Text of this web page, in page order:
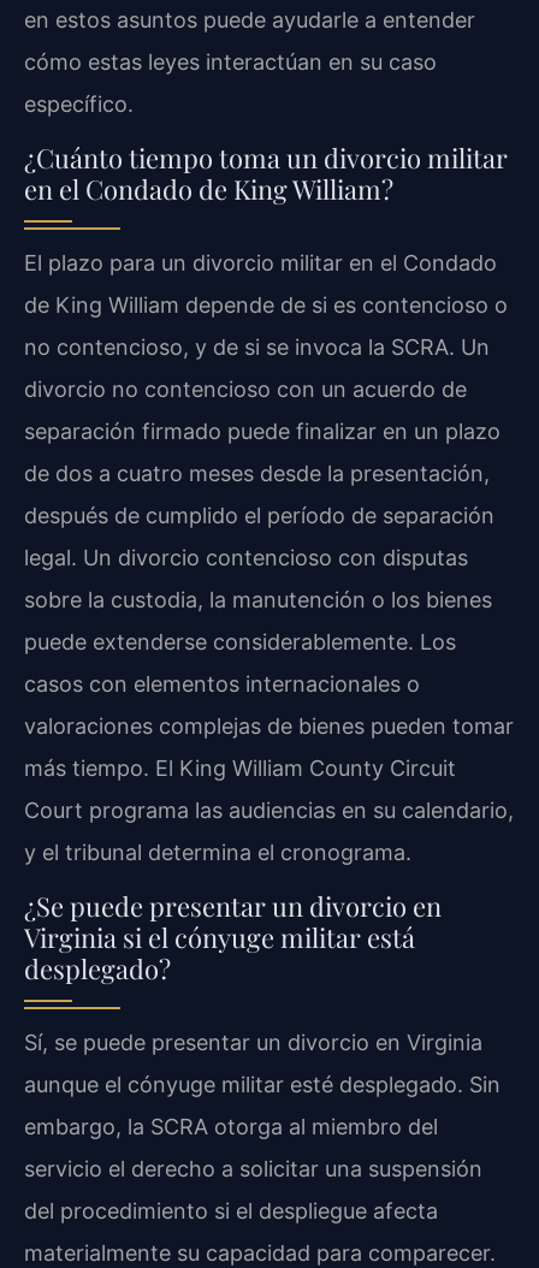
en estos asuntos puede ayudarle a entender
cómo estas leyes interactúan en su caso
específico.
¿Cuánto tiempo toma un divorcio militar
en el Condado de King William?
El plazo para un divorcio militar en el Condado
de King William depende de si es contencioso o
no contencioso, y de si se invoca la SCRA. Un
divorcio no contencioso con un acuerdo de
separación firmado puede finalizar en un plazo
de dos a cuatro meses desde la presentación,
después de cumplido el período de separación
legal. Un divorcio contencioso con disputas
sobre la custodia, la manutención o los bienes
puede extenderse considerablemente. Los
casos con elementos internacionales o
valoraciones complejas de bienes pueden tomar
más tiempo. El King William County Circuit
Court programa las audiencias en su calendario,
y el tribunal determina el cronograma.
¿Se puede presentar un divorcio en
Virginia si el cónyuge militar está
desplegado?
Sí, se puede presentar un divorcio en Virginia
aunque el cónyuge militar esté desplegado. Sin
embargo, la SCRA otorga al miembro del
servicio el derecho a solicitar una suspensión
del procedimiento si el despliegue afecta
materialmente su capacidad para comparecer.